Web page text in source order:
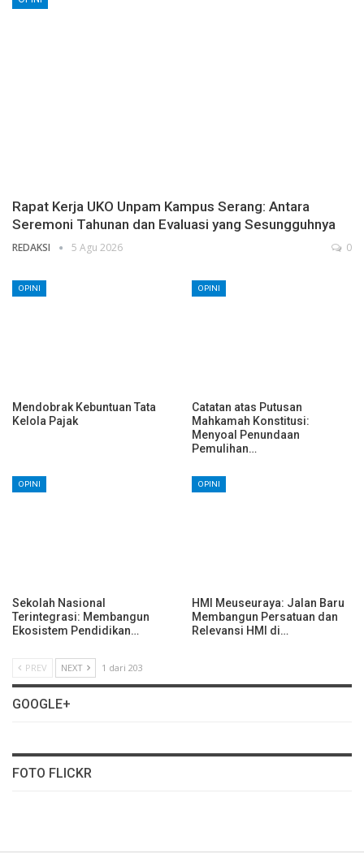
Rapat Kerja UKO Unpam Kampus Serang: Antara
Seremoni Tahunan dan Evaluasi yang Sesungguhnya
REDAKSI 5 Agu 2026 0
OPINI
Mendobrak Kebuntuan Tata
Kelola Pajak
OPINI
Catatan atas Putusan
Mahkamah Konstitusi:
Menyoal Penundaan
Pemulihan…
OPINI
Sekolah Nasional
Terintegrasi: Membangun
Ekosistem Pendidikan…
OPINI
HMI Meuseuraya: Jalan Baru
Membangun Persatuan dan
Relevansi HMI di…
PREV NEXT 1 dari 203
GOOGLE+
FOTO FLICKR